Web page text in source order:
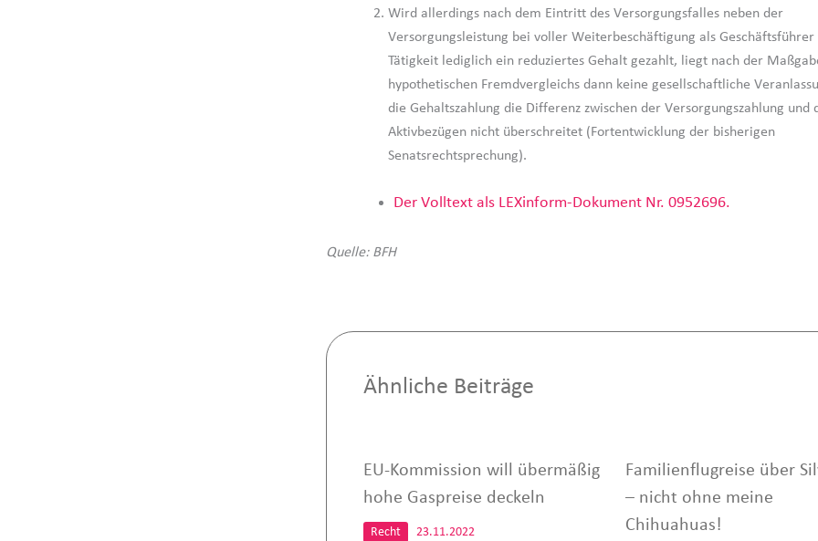
Wird allerdings nach dem Eintritt des Versorgungsfalles neben der
Versorgungsleistung bei voller Weiterbeschäftigung als Geschäftsführer
Tätigkeit lediglich ein reduziertes Gehalt gezahlt, liegt nach der
hypothetischen Fremdvergleichs dann keine gesellschaftliche
die Gehaltszahlung die Differenz zwischen der Versorgungszahlung und
Aktivbezügen nicht überschreitet (Fortentwicklung der bisherigen
Senatsrechtsprechung).
Der Volltext als LEXinform-Dokument Nr. 0952696.
Quelle: BFH
Ähnliche Beiträge
EU-Kommission will übermäßig
hohe Gaspreise deckeln
Recht 23.11.2022
Familienflugreise über
– nicht ohne meine
Chihuahuas!